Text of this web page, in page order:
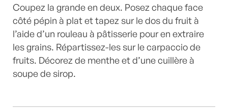
Coupez la grande en deux. Posez chaque face
côté pépin à plat et tapez sur le dos du fruit à
l’aide d’un rouleau à pâtisserie pour en extraire
les grains. Répartissez-les sur le carpaccio de
fruits. Décorez de menthe et d’une cuillère à
soupe de sirop.